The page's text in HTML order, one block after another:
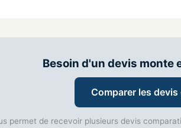
Besoin d'un devis monte
Comparer les
permet de recevoir plusieurs devis